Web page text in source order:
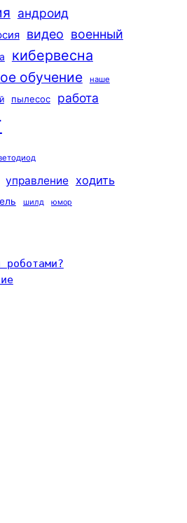
андроид
видео военный
кибервесна
обучение наше
пылесос работа
управление ходить
шилд юмор
роботами?